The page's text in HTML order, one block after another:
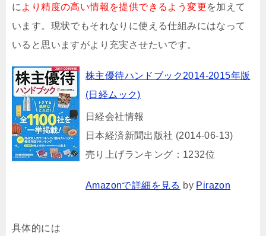
に より精度の高い情報を提供できるよう変更を加えて
います。現状でもそれなりに使える仕組みにはなって
いると思いますがより充実させたいです。
株主優待ハンドブック2014-2015年版
(日経ムック)
日経会社情報
日本経済新聞出版社 (2014-06-13)
売り上げランキング：1232位
Amazonで詳細を見る by Pirazon
具体的には